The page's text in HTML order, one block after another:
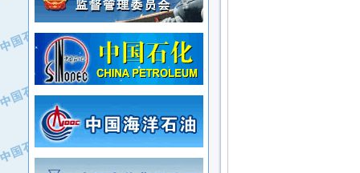
·大庆油田石油专用设备有限公司
·中核苏阀科技实业股份有限公司
·山特电子（深圳）有限公司
·常州市中兴石油化工助剂有限公司
·姜堰市三联助剂有限公司
·四川中光高技术研究所有限责任公司
·江苏天安防雷工程有限责任公司
·中国石油大港油田分公司
·靖江市天和泵业有限公司
·中油油气勘探软件国家工程研究中心
·西安长庆钻宇集团咸阳石化有限公司
·新疆安维消防设施器材有限公司
·华北石油津工机械制造有限公司
·中国石化茂名石化分公司
·上海山武控制仪表有限公司